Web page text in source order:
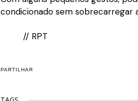
condicionado sem sobrecarregar
// RPT
PARTILHAR